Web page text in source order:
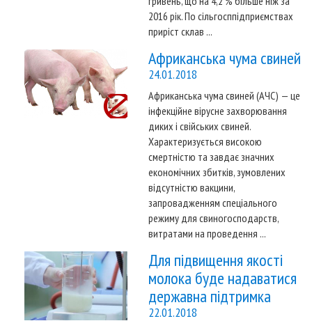
2016 рік. По сільгосппідприємствах
приріст склав ...
Африканська чума свиней
24.01.2018
Африканська чума свиней (АЧС) — це
інфекційне вірусне захворювання
диких і свійських свиней.
Характеризується високою
смертністю та завдає значних
економічних збитків, зумовлених
відсутністю вакцини,
запровадженням спеціального
режиму для свиногосподарств,
витратами на проведення ...
Для підвищення якості
молока буде надаватися
державна підтримка
22.01.2018